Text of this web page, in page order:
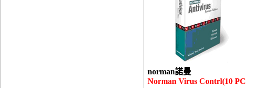
norman諾曼
Norman Virus Contrl(10 PC